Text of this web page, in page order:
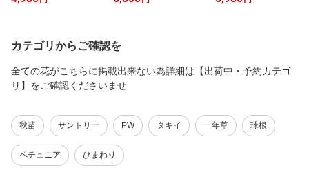
カテゴリからご確認を
全ての花がこちらに掲載出来ない為詳細は【出荷中・予約カテゴ
リ】をご確認くださいませ
秋苗 サントリー PW タキイ 一年草 球根
ペチュニア ひまわり